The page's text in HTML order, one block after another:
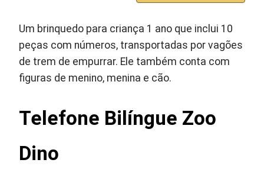
Um brinquedo para criança 1 ano que inclui 10
peças com números, transportadas por vagões
de trem de empurrar. Ele também conta com
figuras de menino, menina e cão.
Telefone Bilíngue Zoo
Dino